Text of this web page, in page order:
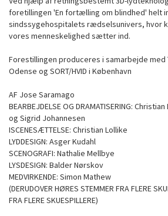
foretillingen 'En fortælling om blindhed' helt
sindssygehospitalets rædselsunivers, hvor
vores menneskelighed sætter ind.
Forestillingen produceres i samarbejde med
Odense og SORT/HVID i København
AF Jose Saramago
BEARBEJDELSE OG DRAMATISERING:
og Sigrid Johannesen
ISCENESÆTTELSE: Christian Lollike
LYDDESIGN: Asger Kudahl
SCENOGRAFI: Nathalie Mellbye
LYSDESIGN: Balder Nørskov
MEDVIRKENDE: Simon Mathew
(DERUDOVER HØRES STEMMER FRA FLERE
FRA FLERE SKUESPILLERE)